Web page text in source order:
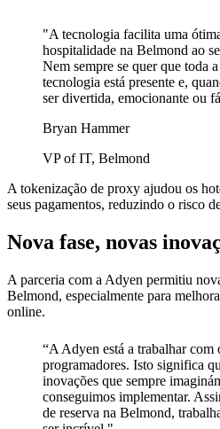
"A tecnologia facilita uma
hospitalidade na Belmond ao
Nem sempre se quer que toda
tecnologia está presente e,
ser divertida, emocionante ou
Bryan Hammer
VP of IT, Belmond
A tokenização de proxy ajudou os
seus pagamentos, reduzindo o risco
Nova fase, novas
A parceria com a Adyen permitiu
Belmond, especialmente para
online.
“A Adyen está a trabalhar com
programadores. Isto significa
inovações que sempre
conseguimos implementar.
de reserva na Belmond,